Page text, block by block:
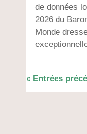
de données
2026 du
Monde
« Entrées